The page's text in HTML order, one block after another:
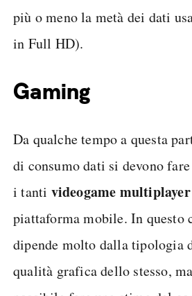
più o meno la metà dei dati
in Full HD).
Gaming
Da qualche tempo a questa
di consumo dati si devono
i tanti videogame multiplayer
piattaforma mobile. In questo
dipende molto dalla tipologia
qualità grafica dello stesso,